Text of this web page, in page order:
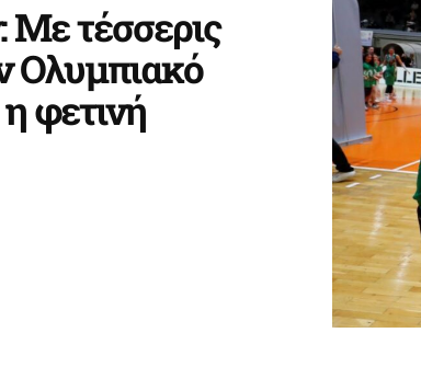
Με τέσσερις
Ολυμπιακό
φετινή